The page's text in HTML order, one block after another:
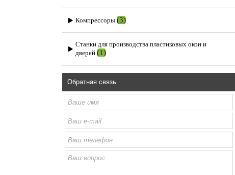
Компрессоры (3)
Станки для производства пластиковых окон и
дверей (1)
Обратная связь